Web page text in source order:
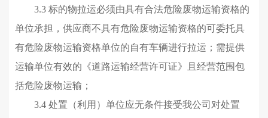
3.3 标的物拉运必须由具有合法危险废物运输资格的
单位承担，供应商不具有危险废物运输资格的可委托具
有危险废物运输资格单位的自有车辆进行拉运 ；需提供
运输单位有效的《道路运输经营许可证》且经营范围包
括危险废物运输 ；
3.4 处置（利用）单位应无条件接受我公司对处置